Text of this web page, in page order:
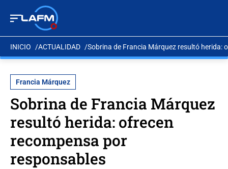
INICIO ACTUALIDAD Sobrina de Francia Márquez resultó herida:
Francia Márquez
Sobrina de Francia Márquez
resultó herida: ofrecen
recompensa por
responsables